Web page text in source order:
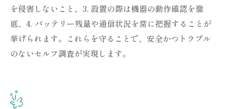
を侵害しないこと、3. 設置の際は機器の動作確認を徹
底、4. バッテリー残量や通信状況を常に把握することが
挙げられます。これらを守ることで、安全かつトラブル
のないセルフ調査が実現します。